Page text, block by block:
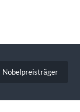
Nobelpreisträger